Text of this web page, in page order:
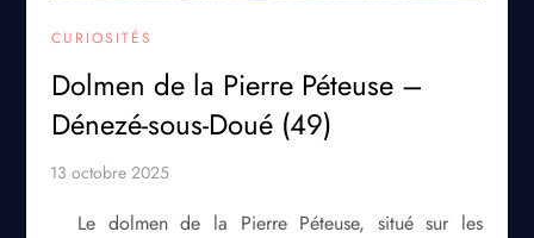
CURIOSITÉS
Dolmen de la Pierre Péteuse –
Dénezé-sous-Doué (49)
Le dolmen de la Pierre Péteuse, situé sur les